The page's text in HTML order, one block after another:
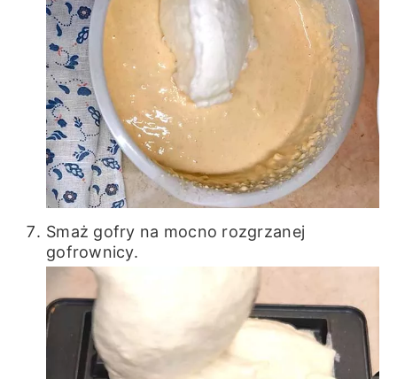
Smaż gofry na mocno rozgrzanej
gofrownicy.